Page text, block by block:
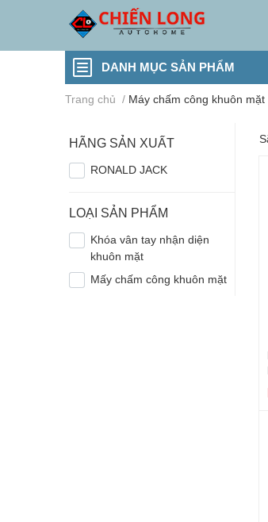
DANH MỤC SẢN PHẨM
Trang chủ / Máy chấm công khuôn mặt
HÃNG SẢN XUẤT
RONALD JACK
LOẠI SẢN PHẨM
Khóa vân tay nhận diện
khuôn mặt
Mấy chấm công khuôn mặt